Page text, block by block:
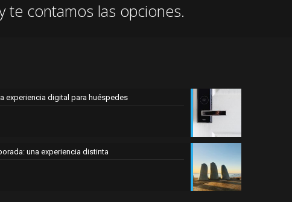
te contamos las opciones.
experiencia digital para huéspedes
una experiencia distinta